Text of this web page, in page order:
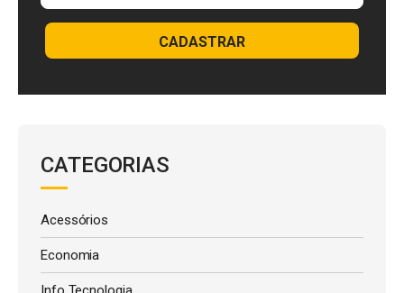
CADASTRAR
CATEGORIAS
Acessórios
Economia